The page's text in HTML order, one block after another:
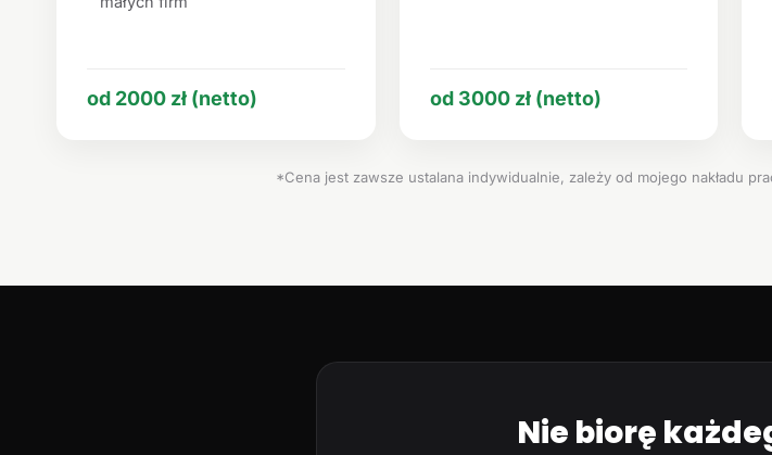
od 2000 zł (netto) od 3000 zł (netto)
*Cena jest zawsze ustalana indywidualnie, zależy od mojego nakładu
Nie biorę